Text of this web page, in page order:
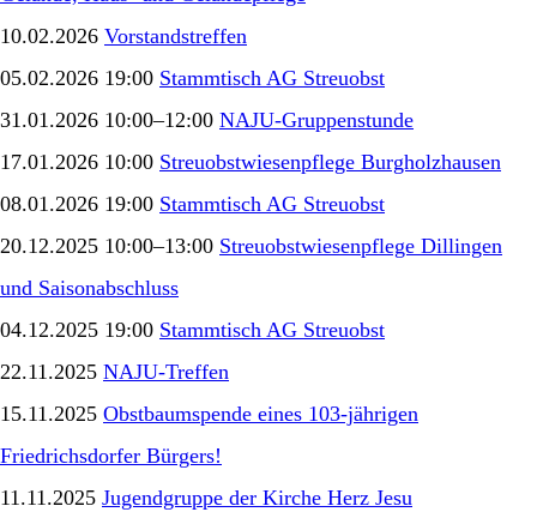
10.02.2026 Vorstandstreffen
05.02.2026 19:00 Stammtisch AG Streuobst
31.01.2026 10:00–12:00 NAJU-Gruppenstunde
17.01.2026 10:00 Streuobstwiesenpflege Burgholzhausen
08.01.2026 19:00 Stammtisch AG Streuobst
20.12.2025 10:00–13:00 Streuobstwiesenpflege Dillingen
und Saisonabschluss
04.12.2025 19:00 Stammtisch AG Streuobst
22.11.2025 NAJU-Treffen
15.11.2025 Obstbaumspende eines 103-jährigen
Friedrichsdorfer Bürgers!
11.11.2025 Jugendgruppe der Kirche Herz Jesu